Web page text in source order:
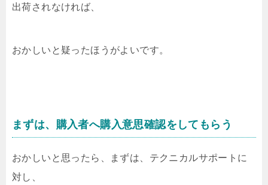
出荷されなければ、
おかしいと疑ったほうがよいです。
まずは、購入者へ購入意思確認をしてもらう
おかしいと思ったら、まずは、テクニカルサポートに
対し、